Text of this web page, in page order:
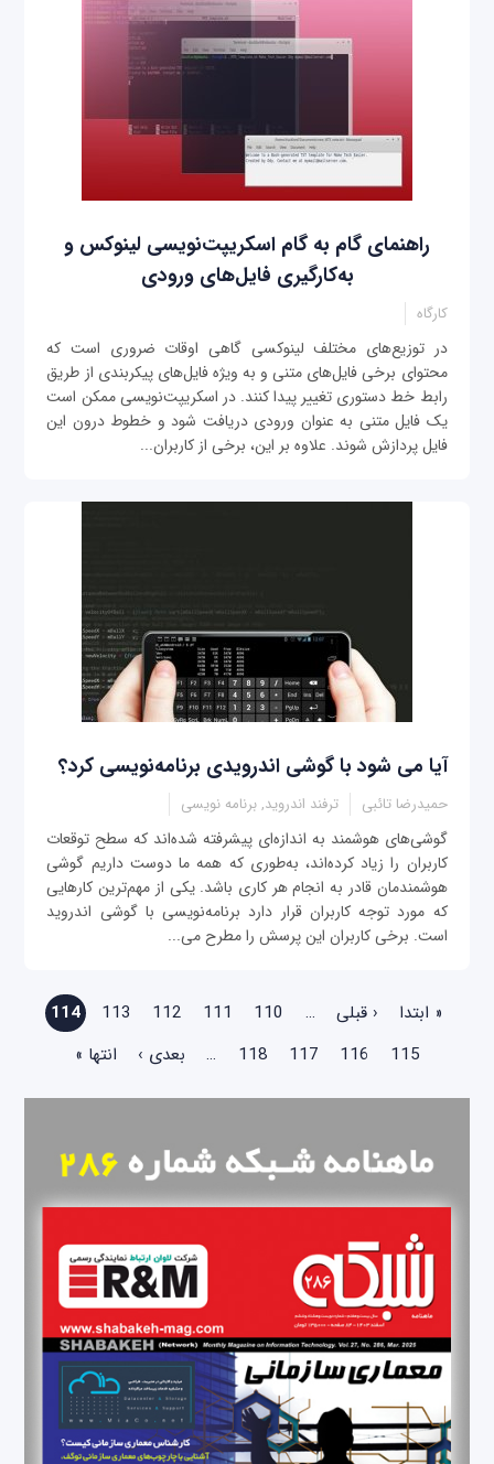
راهنمای گام به گام اسکریپت‌نویسی لینوکس و
به‌کارگیری فایل‌های ورودی
کارگاه
در توزیع‌های مختلف لینوکسی گاهی اوقات ضروری است که
محتوای برخی فایل‌های متنی و به ویژه فایل‌های پیکربندی از طریق
رابط خط دستوری تغییر پیدا کنند. در اسکریپت‌نویسی ممکن است
یک فایل متنی به عنوان ورودی دریافت شود و خطوط درون این
فایل پردازش شوند. علاوه بر این، برخی از کاربران...
آیا ‌می شود با گوشی اندرویدی برنامه‌نویسی کرد؟
حمیدرضا تائبی ترفند اندروید, برنامه نویسی
گوشی‌های هوشمند به اندازه‌ای پیشرفته شده‌اند که سطح توقعات
کاربران را زیاد کرده‌اند، به‌طوری که همه ما دوست داریم گوشی
هوشمندمان قادر به انجام هر کاری باشد. یکی از مهم‌ترین کارهایی
که مورد توجه کاربران قرار دارد برنامه‌نویسی با گوشی اندروید
است. برخی کاربران این پرسش را مطرح می‌...
صفحه‌ها
« ابتدا ‹ قبلی …
110
111
112
113
114
115
116
117
118
… بعدی › انتها »